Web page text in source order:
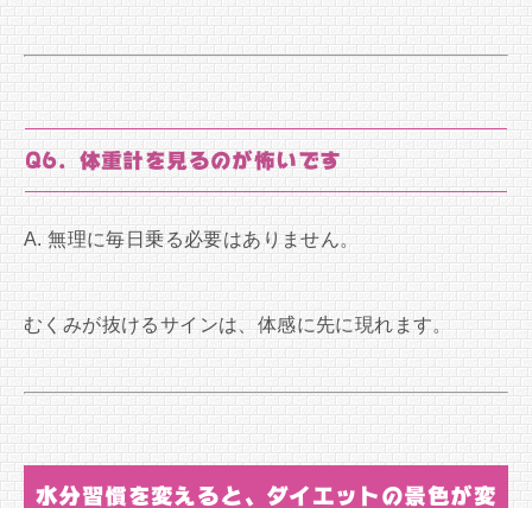
Q6. 体重計を見るのが怖いです
A. 無理に毎日乗る必要はありません。
むくみが抜けるサインは、体感に先に現れます。
水分習慣を変えると、ダイエットの景色が変